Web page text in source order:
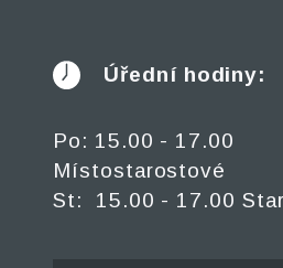
Úřední hodiny:
Po: 15.00 - 17.00
Místostarostové
St: 15.00 - 17.00